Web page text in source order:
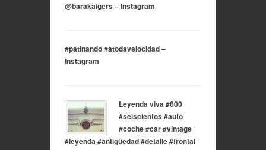
@barakaigers – Instagram
#patinando #atodavelocidad –
Instagram
Leyenda viva #600
#seiscientos #auto
#coche #car #vintage
#leyenda #antigüedad #detalle #frontal